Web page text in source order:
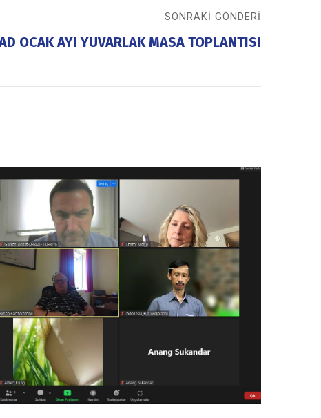
SONRAKI GÖNDERI
OCAK AYI YUVARLAK MASA TOPLANTISI